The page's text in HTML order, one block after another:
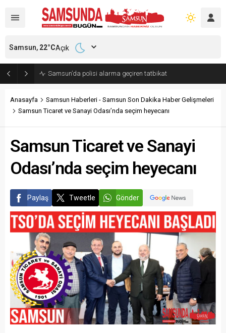
Samsun’da polisi alarma geçiren tatbikat
Samsun, 22°CAçık
Anasayfa
Samsun Haberleri - Samsun Son Dakika Haber Gelişmeleri
Samsun Ticaret ve Sanayi Odası’nda seçim heyecanı
Samsun Ticaret ve Sanayi
Odası’nda seçim heyecanı
Paylaş Tweetle Gönder